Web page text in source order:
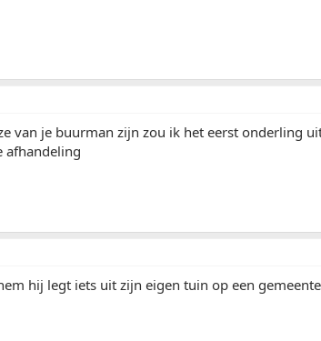
van je buurman zijn zou ik het eerst onderling
afhandeling
hij legt iets uit zijn eigen tuin op een